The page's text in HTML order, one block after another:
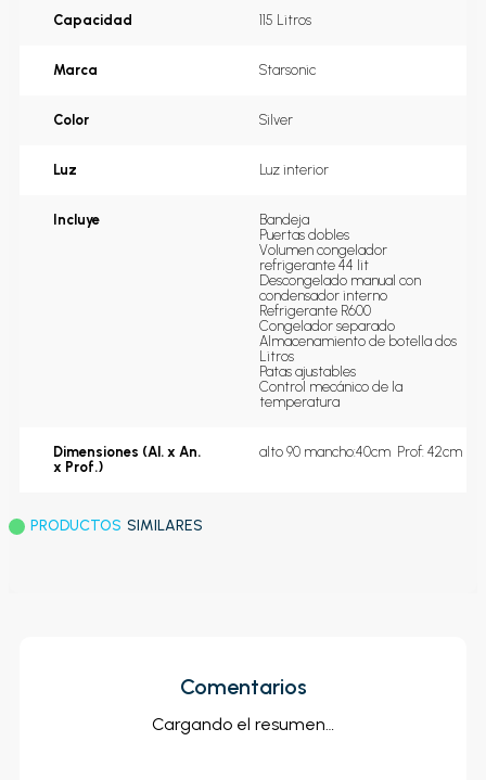
Capacidad 115 Litros
Marca Starsonic
Color Silver
Luz Luz interior
Incluye
Bandeja
Puertas dobles
Volumen congelador
refrigerante 44 lit
Descongelado manual con
condensador interno
Refrigerante R600
Congelador separado
Almacenamiento de botella dos
Litros
Patas ajustables
Control mecánico de la
temperatura
Dimensiones (Al. x An.
x Prof.)
alto 90 mancho:40cm  Prof: 42cm
PRODUCTOS SIMILARES
Comentarios
Cargando el resumen…